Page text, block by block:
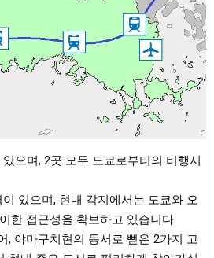
으며, 2곳 모두 도쿄로부터의 비행시
있으며, 현내 각지에서는 도쿄와 오
한 접근성을 확보하고 있습니다.
야마구치현의 동서로 뻗은 2가지 고